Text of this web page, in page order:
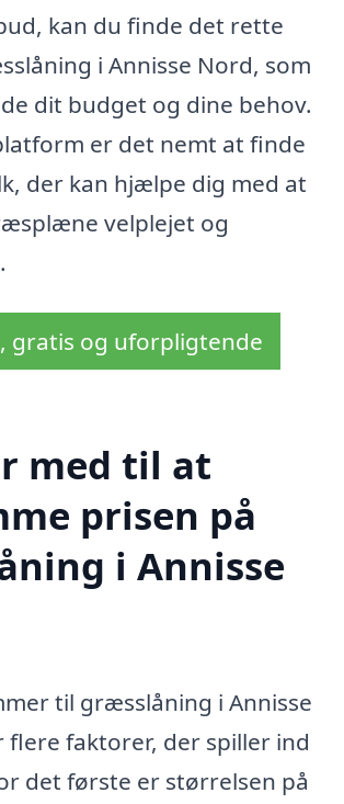
kan du finde det rette
i Annisse Nord, som
dit budget og dine behov.
er det nemt at finde
der kan hjælpe dig med at
velplejet og
gratis og uforpligtende
med til at
prisen på
i Annisse
til græsslåning i Annisse
flere faktorer, der spiller ind
det første er størrelsen på